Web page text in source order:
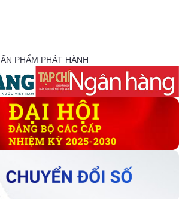
ẤN PHẨM PHÁT HÀNH